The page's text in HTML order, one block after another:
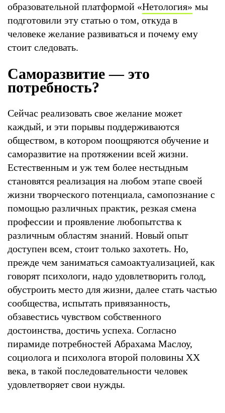
образовательной платформой «Нетология» мы
подготовили эту статью о том, откуда в
человеке желание развиваться и почему ему
стоит следовать.
Саморазвитие — это
потребность?
Сейчас реализовать свое желание может
каждый, и эти порывы поддерживаются
обществом, в котором поощряются обучение и
саморазвитие на протяжении всей жизни.
Естественным и уж тем более нестыдным
становятся реализация на любом этапе своей
жизни творческого потенциала, самопознание с
помощью различных практик, резкая смена
профессии и проявление любопытства к
различным областям знаний. Новый опыт
доступен всем, стоит только захотеть. Но,
прежде чем заниматься самоактуализацией, как
говорят психологи, надо удовлетворить голод,
обустроить место для жизни, далее стать частью
сообщества, испытать привязанность,
обзавестись чувством собственного
достоинства, достичь успеха. Согласно
пирамиде потребностей Абрахама Маслоу,
социолога и психолога второй половины ХХ
века, в такой последовательности человек
удовлетворяет свои нужды.